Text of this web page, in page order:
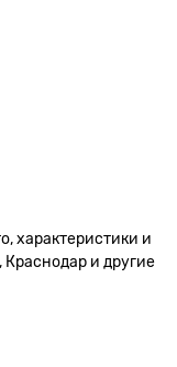
характеристики и
Краснодар и другие